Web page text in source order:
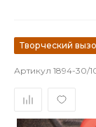
Творческий
Артикул 1894-30/